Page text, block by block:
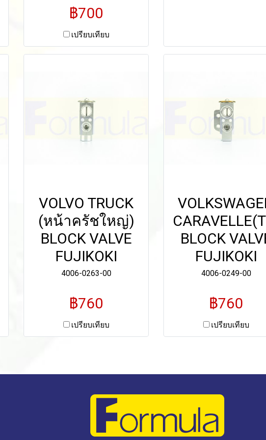
฿700
เปรียบเทียบ
VOLVO TRUCK
(หน้าครัชใหญ่)
BLOCK VALVE
FUJIKOKI
4006-0263-00
฿760
เปรียบเทียบ
BLOCK
FUJIKOKI
4006-0249-00
฿760
เปรียบเทียบ